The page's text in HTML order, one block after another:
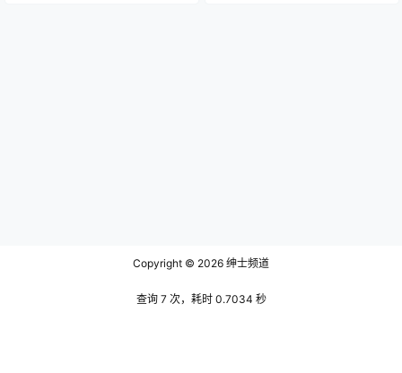
Copyright © 2026 绅士频道
查询 7 次，耗时 0.7034 秒